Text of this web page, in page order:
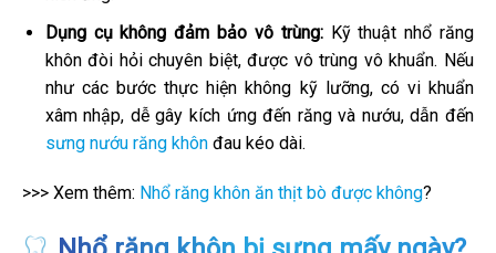
Dụng cụ không đảm bảo vô trùng: Kỹ thuật nhổ răng
khôn đòi hỏi chuyên biệt, được vô trùng vô khuẩn. Nếu
như các bước thực hiện không kỹ lưỡng, có vi khuẩn
xâm nhập, dễ gây kích ứng đến răng và nướu, dẫn đến
sưng nướu răng khônđau kéo dài.
>>> Xem thêm: Nhổ răng khôn ăn thịt bò được không?